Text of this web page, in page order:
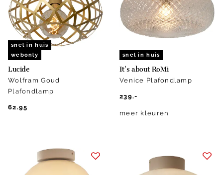
snel in huis
webonly
Lucide
Wolfram Goud
Plafondlamp
62.95
snel in huis
It's about RoMi
Venice Plafondlamp
239.-
meer kleuren